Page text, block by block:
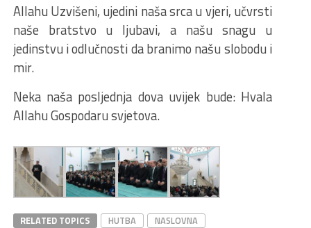
Allahu Uzvišeni, ujedini naša srca u vjeri, učvrsti
naše bratstvo u ljubavi, a našu snagu u
jedinstvu i odlučnosti da branimo našu slobodu i
mir.
Neka naša posljednja dova uvijek bude: Hvala
Allahu Gospodaru svjetova.
RELATED TOPICS HUTBA
NASLOVNA